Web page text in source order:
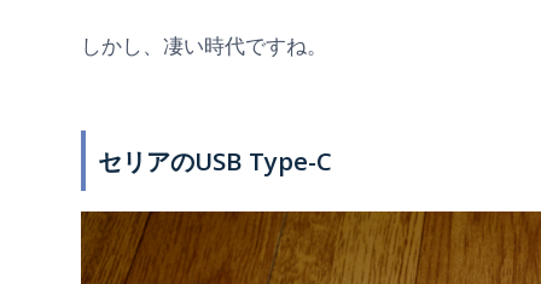
しかし、凄い時代ですね。
セリアのUSB Type-C